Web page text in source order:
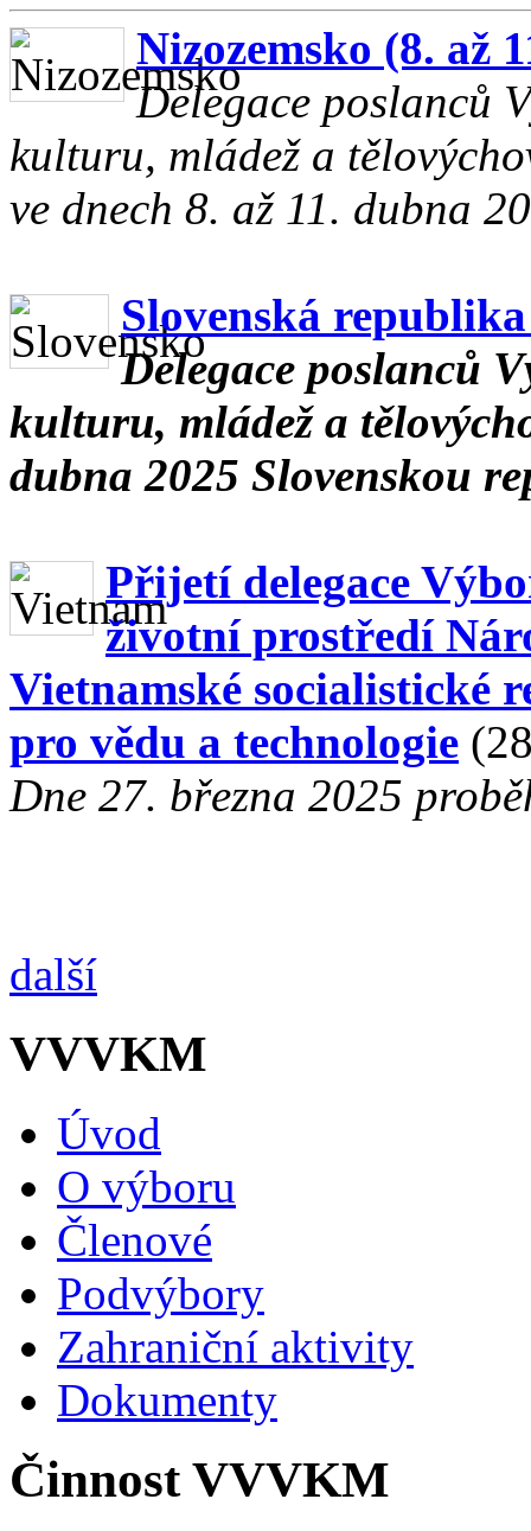
Nizozemsko (8. až
Delegace poslanců
kulturu, mládež a
ve dnech 8. až 11. dubna
Slovenská
Delegace poslanců
kulturu, mládež a
dubna 2025 Slovenskou
Přijetí delegace
životní prostředí
Vietnamské socialistické
pro vědu a technologie
Dne 27. března 2025
další
VVVKM
Úvod
O výboru
Členové
Podvýbory
Zahraniční aktivity
Dokumenty
Činnost VVVKM